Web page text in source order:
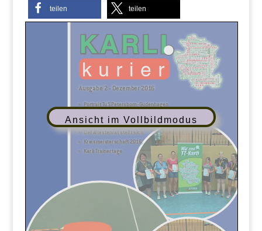
teilen teilen
Ansicht im Vollbildmodus